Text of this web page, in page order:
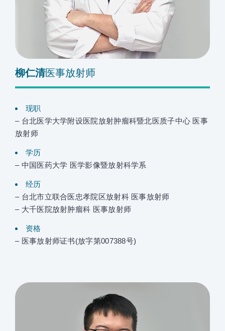
柳仁清医事放射师
现职
– 台北医学大学附设医院放射肿瘤科暨北医质子中心 医事
放射师
学历
– 中国医药大学 医学影像暨放射科学系
经历
– 台北市立联合医忠孝院区放射科 医事放射师
– 大千医院放射肿瘤科 医事放射师
资格
– 医事放射师证书(放字第007388号)